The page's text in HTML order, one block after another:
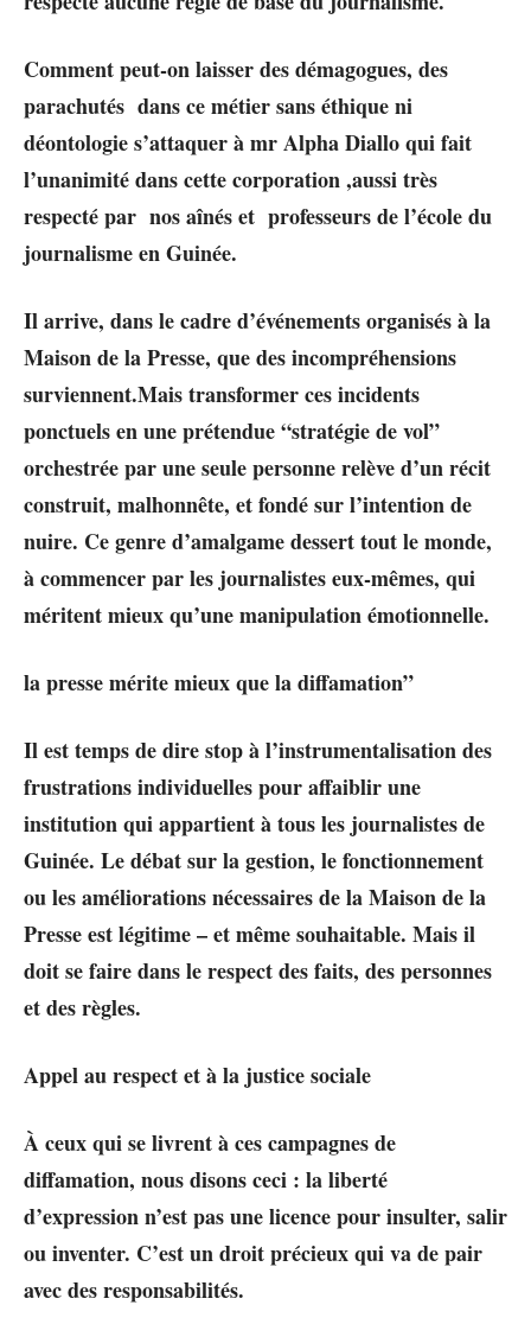
Comment peut-on laisser des démagogues, des
parachutés dans ce métier sans éthique ni
déontologie s’attaquer à mr Alpha Diallo qui fait
l’unanimité dans cette corporation ,aussi très
respecté par nos aînés et professeurs de l’école du
journalisme en Guinée.
Il arrive, dans le cadre d’événements organisés à la
Maison de la Presse, que des incompréhensions
surviennent.Mais transformer ces incidents
ponctuels en une prétendue “stratégie de vol”
orchestrée par une seule personne relève d’un récit
construit, malhonnête, et fondé sur l’intention de
nuire. Ce genre d’amalgame dessert tout le monde,
à commencer par les journalistes eux-mêmes, qui
méritent mieux qu’une manipulation émotionnelle.
la presse mérite mieux que la diffamation”
Il est temps de dire stop à l’instrumentalisation des
frustrations individuelles pour affaiblir une
institution qui appartient à tous les journalistes de
Guinée. Le débat sur la gestion, le fonctionnement
ou les améliorations nécessaires de la Maison de la
Presse est légitime – et même souhaitable. Mais il
doit se faire dans le respect des faits, des personnes
et des règles.
Appel au respect et à la justice sociale
À ceux qui se livrent à ces campagnes de
diffamation, nous disons ceci : la liberté
d’expression n’est pas une licence pour insulter, salir
ou inventer. C’est un droit précieux qui va de pair
avec des responsabilités.